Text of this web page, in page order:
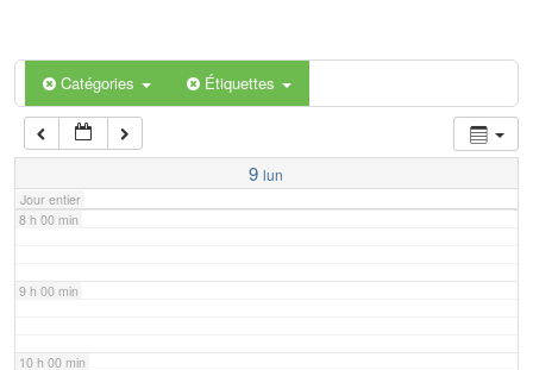
Catégories Étiquettes
9 lun
Jour entier
6 h 00 min
7 h 00 min
8 h 00 min
9 h 00 min
10 h 00 min